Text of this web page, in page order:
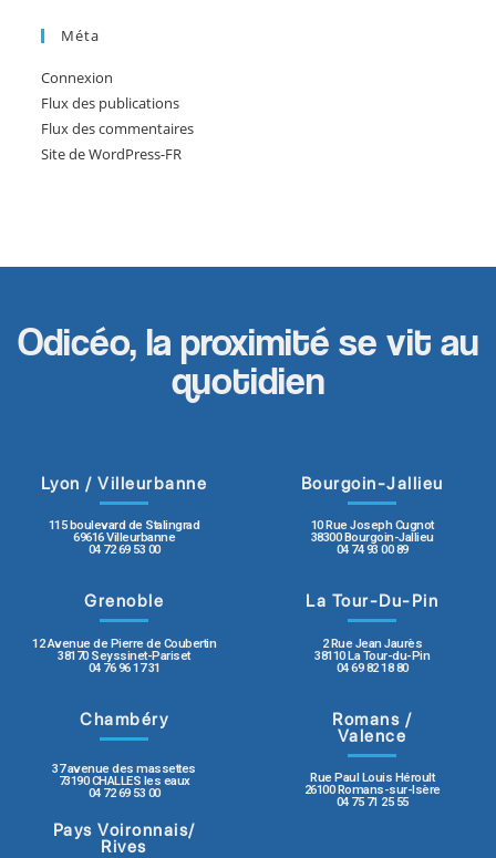
Méta
Connexion
Flux des publications
Flux des commentaires
Site de WordPress-FR
Odicéo, la proximité se vit au
quotidien
Lyon / Villeurbanne
115 boulevard de Stalingrad
69616 Villeurbanne
04 72 69 53 00
Bourgoin-Jallieu
10 Rue Joseph Cugnot
38300 Bourgoin-Jallieu
04 74 93 00 89
Grenoble
12 Avenue de Pierre de Coubertin
38170 Seyssinet-Pariset
04 76 96 17 31
La Tour-Du-Pin
2 Rue Jean Jaurès
38110 La Tour-du-Pin
04 69 82 18 80
Chambéry
37 avenue des massettes
73190 CHALLES les eaux
04 72 69 53 00
Romans /
Valence
Rue Paul Louis Héroult
26100 Romans-sur-Isère
04 75 71 25 55
Pays Voironnais/
Rives